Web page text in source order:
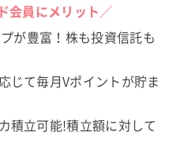
会員にメリット／
が豊富！株も投資信託も
じて毎月Vポイントが貯ま
積立可能!積立額に対して